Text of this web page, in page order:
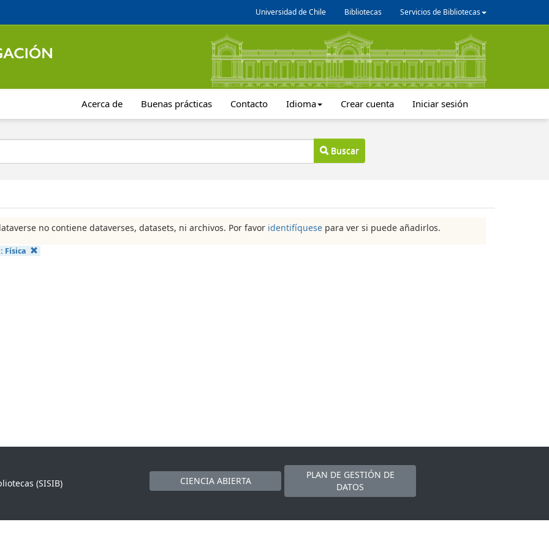
Universidad de Chile Bibliotecas Servicios de Bibliotecas
Acerca de Buenas prácticas Contacto Idioma Crear cuenta Iniciar sesión
Buscar
no contiene dataverses, datasets, ni archivos. Por favor identifíquese para ver si puede añadirlos.
Física
(SISIB)
CIENCIA ABIERTA
PLAN DE GESTIÓN DE
DATOS